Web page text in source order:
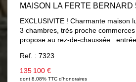
MAISON LA FERTE BERNARD
EXCLUSIVITE ! Charmante maison lumineuse 95m² avec
3 chambres, très proche commerces (à
propose au rez-de-chaussée :
ouvrant sur véranda chauffée
sur jardin, salle d'eau 5.60m². A
av/parquet (9m² à 13.60m²), salle de
Ref. : 7323
135 100 €
dont 8.08% TTC d'honoraires